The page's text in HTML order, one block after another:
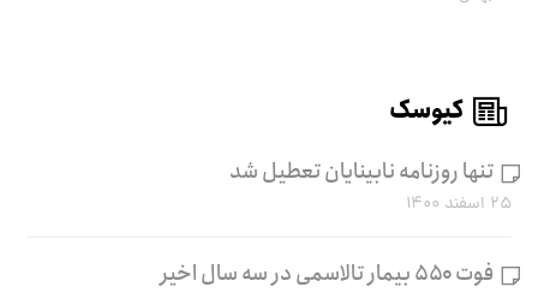
کیوسک
تنها روزنامه نابینایان تعطیل شد
۲۵ اسفند ۱۴۰۰
فوت ۵۵۰ بیمار تالاسمی در سه سال اخیر